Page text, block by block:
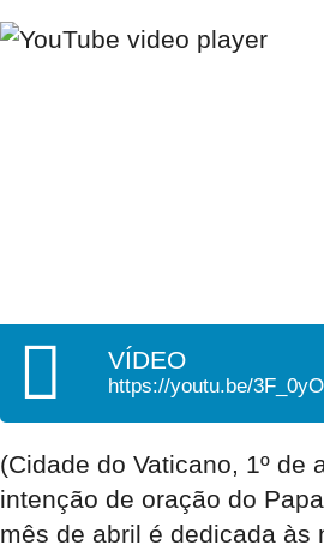
VÍDEO
https://youtu.be/
(Cidade do Vaticano, 1º de
intenção de oração do
mês de abril é dedicada às